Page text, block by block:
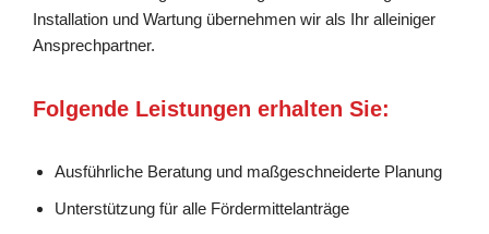
Installation und Wartung übernehmen wir als Ihr alleiniger
Ansprechpartner.
Folgende Leistungen erhalten Sie:
Ausführliche Beratung und maßgeschneiderte Planung
Unterstützung für alle Fördermittelanträge